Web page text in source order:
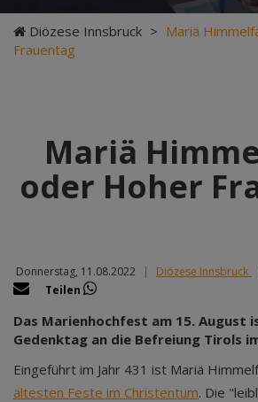
Diözese Innsbruck > Mariä
Frauentag
Mariä
oder Hoher
Donnerstag, 11.08.2022 | Diözese Innsbruck
Teilen
Das Marienhochfest am 15. August
Gedenktag an die Befreiung Tirols
Eingeführt im Jahr 431 ist Mariä
ältesten Feste im Christentum. Die